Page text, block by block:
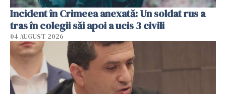
Incident în Crimeea anexată: Un soldat rus a
tras în colegii săi apoi a ucis 3 civili
04 AUGUST 2026